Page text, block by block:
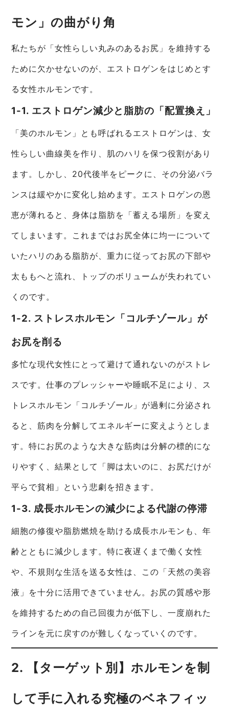
モン」の曲がり角
私たちが「女性らしい丸みのあるお尻」を維持する
ために欠かせないのが、エストロゲンをはじめとす
る女性ホルモンです。
1-1. エストロゲン減少と脂肪の「配置換え」
「美のホルモン」とも呼ばれるエストロゲンは、女
性らしい曲線美を作り、肌のハリを保つ役割があり
ます。しかし、20代後半をピークに、その分泌バラ
ンスは緩やかに変化し始めます。エストロゲンの恩
恵が薄れると、身体は脂肪を「蓄える場所」を変え
てしまいます。これまではお尻全体に均一について
いたハリのある脂肪が、重力に従ってお尻の下部や
太ももへと流れ、トップのボリュームが失われてい
くのです。
1-2. ストレスホルモン「コルチゾール」が
お尻を削る
多忙な現代女性にとって避けて通れないのがストレ
スです。仕事のプレッシャーや睡眠不足により、ス
トレスホルモン「コルチゾール」が過剰に分泌され
ると、筋肉を分解してエネルギーに変えようとしま
す。特にお尻のような大きな筋肉は分解の標的にな
りやすく、結果として「脚は太いのに、お尻だけが
平らで貧相」という悲劇を招きます。
1-3. 成長ホルモンの減少による代謝の停滞
細胞の修復や脂肪燃焼を助ける成長ホルモンも、年
齢とともに減少します。特に夜遅くまで働く女性
や、不規則な生活を送る女性は、この「天然の美容
液」を十分に活用できていません。お尻の質感や形
を維持するための自己回復力が低下し、一度崩れた
ラインを元に戻すのが難しくなっていくのです。
2. 【ターゲット別】ホルモンを制
して手に入れる究極のベネフィッ